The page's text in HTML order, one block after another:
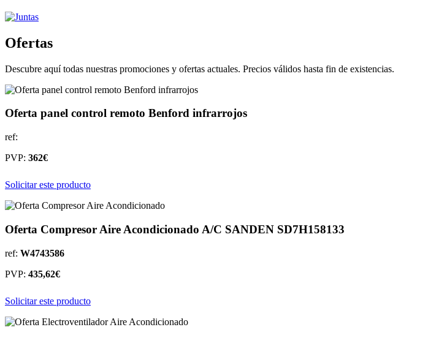
Ofertas
Descubre aquí todas nuestras promociones y ofertas actuales. Precios válidos hasta fin de existencias.
Oferta panel control remoto Benford infrarrojos
ref:
PVP: 362€
Solicitar este producto
Oferta Compresor Aire Acondicionado A/C SANDEN SD7H158133
ref: W4743586
PVP: 435,62€
Solicitar este producto